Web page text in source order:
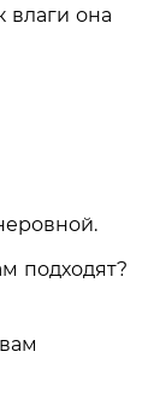
влаги она
подходят?